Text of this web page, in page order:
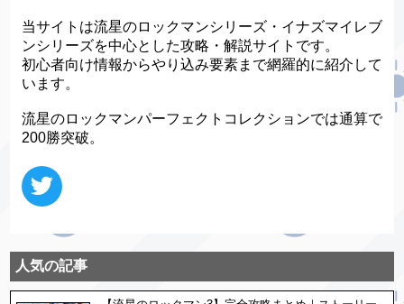
当サイトは流星のロックマンシリーズ・イナズマイレブ
ンシリーズを中心とした攻略・解説サイトです。
初心者向け情報からやり込み要素まで網羅的に紹介して
います。
流星のロックマンパーフェクトコレクションでは通算で
200勝突破。
人気の記事